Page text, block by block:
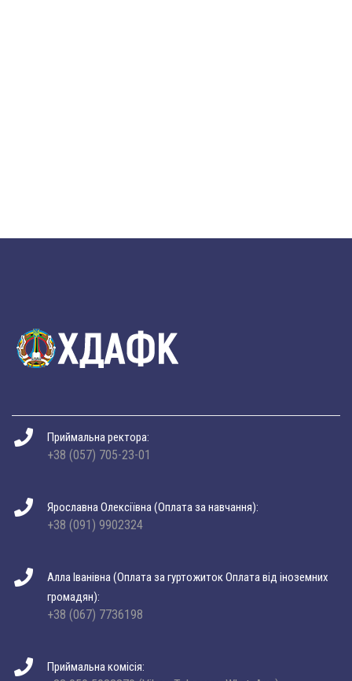
Приймальна ректора:
+38 (057) 705-23-01
Ярославна Олексіївна (Оплата за навчання):
+38 (091) 9902324
Алла Іванівна (Оплата за гуртожиток Оплата від іноземних
громадян):
+38 (067) 7736198
Приймальна комісія: